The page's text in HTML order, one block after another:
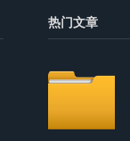
热门文章